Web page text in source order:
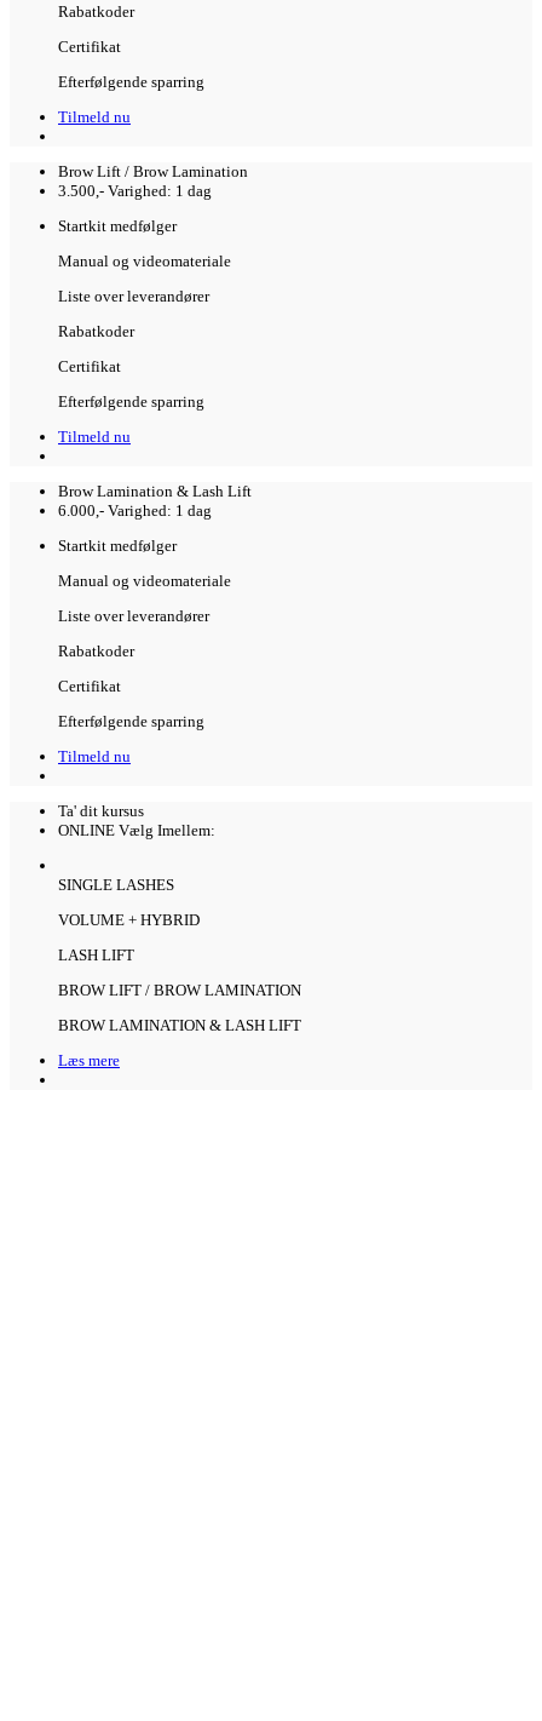
Rabatkoder
Certifikat
Efterfølgende sparring
Tilmeld nu
Brow Lift / Brow Lamination
3.500,- Varighed: 1 dag
Startkit medfølger
Manual og videomateriale
Liste over leverandører
Rabatkoder
Certifikat
Efterfølgende sparring
Tilmeld nu
Brow Lamination & Lash Lift
6.000,- Varighed: 1 dag
Startkit medfølger
Manual og videomateriale
Liste over leverandører
Rabatkoder
Certifikat
Efterfølgende sparring
Tilmeld nu
Ta' dit kursus
ONLINE Vælg Imellem:
SINGLE LASHES
VOLUME + HYBRID
LASH LIFT
BROW LIFT / BROW LAMINATION
BROW LAMINATION & LASH LIFT
Læs mere